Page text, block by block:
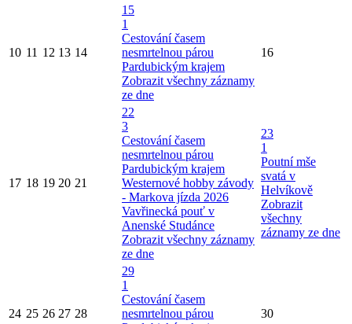
10 11 12 13 14
15
1
Cestování časem
nesmrtelnou párou
Pardubickým krajem
Zobrazit všechny záznamy
ze dne
16
17 18 19 20 21
22
3
Cestování časem
nesmrtelnou párou
Pardubickým krajem
Westernové hobby závody
- Markova jízda 2026
Vavřinecká pouť v
Anenské Studánce
Zobrazit všechny záznamy
ze dne
23
1
Poutní mše
svatá v
Helvíkově
Zobrazit
všechny
záznamy ze dne
24 25 26 27 28
29
1
Cestování časem
nesmrtelnou párou
30